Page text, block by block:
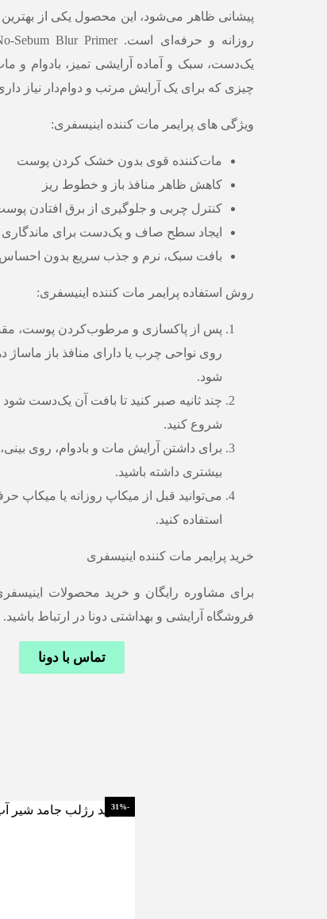
پیشانی ظاهر می‌شود، این محصول یکی از بهترین
یک‌دست، سبک و آماده آرایشی تمیز، بادوام و
چیزی که برای یک آرایش مرتب و دوام‌دار نیاز
ویژگی های پرایمر مات کننده اینیسفری:
مات‌کننده قوی بدون خشک کردن پوست
کاهش ظاهر منافذ باز و خطوط ریز
کنترل چربی و جلوگیری از برق افتادن
ایجاد سطح صاف و یک‌دست برای ماندگاری
بافت سبک، نرم و جذب سریع بدون
روش استفاده پرایمر مات کننده اینیسفری:
پس از پاکسازی و مرطوب‌کردن پوست،
روی نواحی چرب یا دارای منافذ باز ماساژ
شود.
چند ثانیه صبر کنید تا بافت آن یک‌دست
شروع کنید.
برای داشتن آرایش مات و بادوام، روی
بیشتری داشته باشید.
می‌توانید قبل از میکاپ روزانه یا میکاپ
استفاده کنید.
خرید پرایمر مات کننده اینیسفری
برای مشاوره رایگان و خرید محصولات
فروشگاه آرایشی و بهداشتی دونا در ارتباط باشید.
تماس با دونا
-31%